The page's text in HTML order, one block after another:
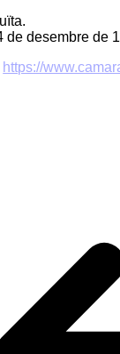
de desembre de
https://